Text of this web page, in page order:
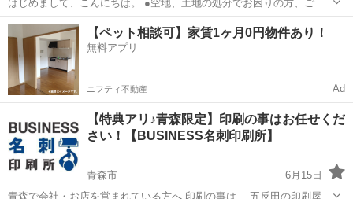
はじめまして、こんにちは。 ●空地、土地の処分でお困りの方、ご相
談を受けたまわります。 ●専門の担当者が親切に対応いたします。 ●
対応エリア→青森県全域 ●相談料→無料です ●お気軽にお問い合わせ
してください。
青森 青森市 筒井駅 その他 無料
【ペット相談可】家賃1ヶ月0円物件あり！
無料アプリ
ニフティ不動産 Ad
【特典アリ♪青森限定】印刷の事はお任せくだ
さい！【BUSINESS名刺印刷所】
青森市
6月15日
青森で会社・お店を営まれている方へ 印刷の事は、 五反田の印刷屋